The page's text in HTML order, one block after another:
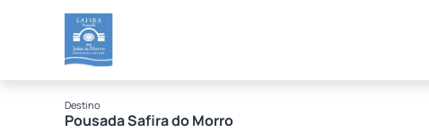
Destino
Pousada Safira do Morro